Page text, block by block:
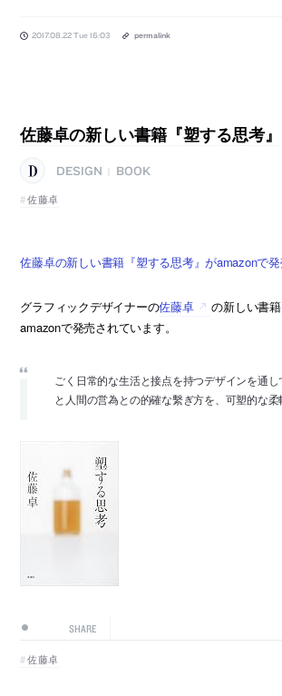
2017.08.22 Tue 16:03 permalink
佐藤卓の新しい書籍『塑する思考』
DESIGN
BOOK
佐藤卓
佐藤卓の新しい書籍『塑する思考』がamazonで
グラフィックデザイナーの佐藤卓
の新しい書
amazonで発売されています。
ごく日常的な生活と接点を持つデザインを通
と人間の営為との的確な繫ぎ方を、可塑的な柔
SHARE
佐藤卓